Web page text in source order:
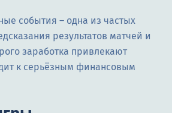
события – одна из частых
результатов матчей и
заработка привлекают
к серьёзным финансовым